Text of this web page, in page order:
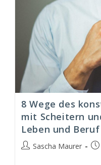
8 Wege des
mit Scheitern
Leben und Beruf
Beitrags-
Sascha Maurer